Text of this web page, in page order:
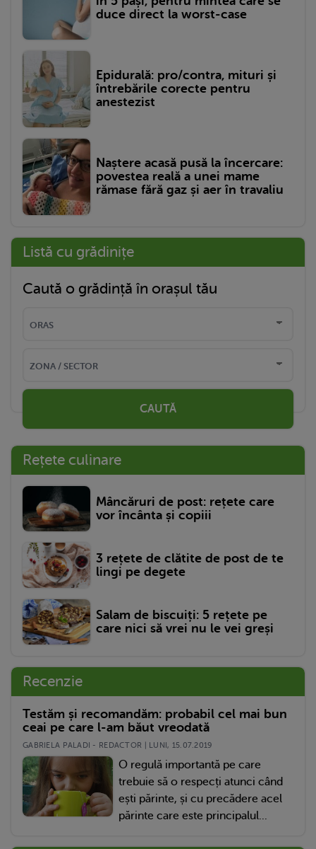
duce direct la worst-case
Epidurală: pro/contra, mituri și
întrebările corecte pentru
anestezist
Naștere acasă pusă la încercare:
povestea reală a unei mame
rămase fără gaz și aer în travaliu
Listă cu grădinițe
Caută o grădință în orașul tău
CAUTĂ
Rețete culinare
Mâncăruri de post: rețete care
vor încânta și copiii
3 rețete de clătite de post de te
lingi pe degete
Salam de biscuiți: 5 rețete pe
care nici să vrei nu le vei greși
Recenzie
Testăm și recomandăm: probabil cel mai bun
ceai pe care l-am băut vreodată
GABRIELA PALADI - REDACTOR | LUNI, 15.07.2019
O regulă importantă pe care
trebuie să o respecți atunci când
ești părinte, și cu precădere acel
părinte care este principalul...